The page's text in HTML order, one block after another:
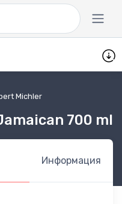
Michler
700 ml
Информация